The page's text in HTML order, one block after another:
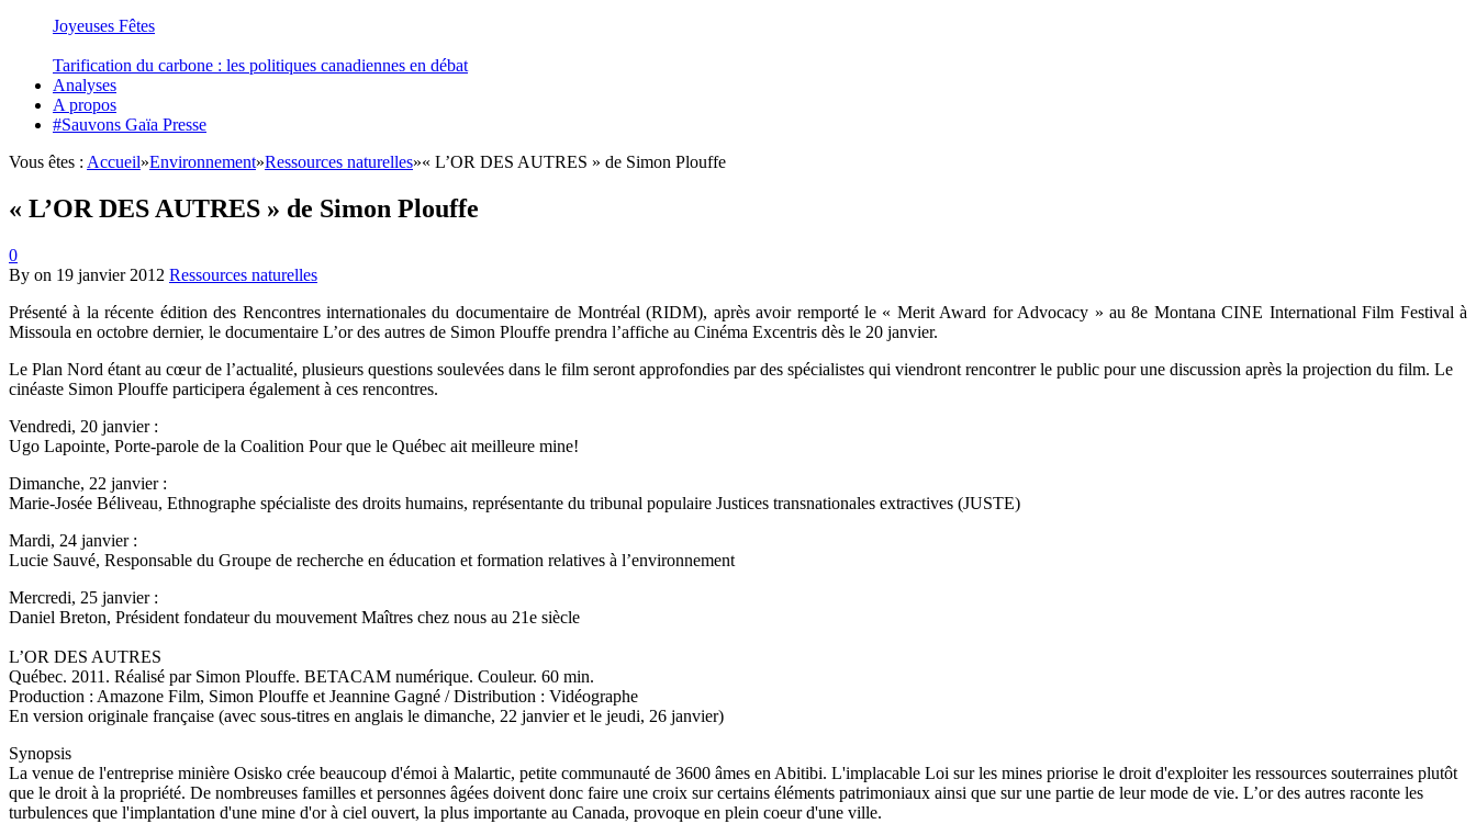
Joyeuses Fêtes
Tarification du carbone : les politiques canadiennes en débat
Analyses
A propos
#Sauvons Gaïa Presse
Vous êtes : Accueil»Environnement»Ressources naturelles»« L’OR DES AUTRES » de Simon Plouffe
« L’OR DES AUTRES » de Simon Plouffe
0
By on 19 janvier 2012 Ressources naturelles
Présenté à la récente édition des Rencontres internationales du documentaire de Montréal (RIDM), après avoir remporté le « Merit Award for Advocacy » au 8e Montana CINE International Film Festival à
Missoula en octobre dernier, le documentaire L’or des autres de Simon Plouffe prendra l’affiche au Cinéma Excentris dès le 20 janvier.
Le Plan Nord étant au cœur de l’actualité, plusieurs questions soulevées dans le film seront approfondies par des spécialistes qui viendront rencontrer le public pour une discussion après la projection du film. Le
cinéaste Simon Plouffe participera également à ces rencontres.
Vendredi, 20 janvier :
Ugo Lapointe, Porte-parole de la Coalition Pour que le Québec ait meilleure mine!
Dimanche, 22 janvier :
Marie-Josée Béliveau, Ethnographe spécialiste des droits humains, représentante du tribunal populaire Justices transnationales extractives (JUSTE)
Mardi, 24 janvier :
Lucie Sauvé, Responsable du Groupe de recherche en éducation et formation relatives à l’environnement
Mercredi, 25 janvier :
Daniel Breton, Président fondateur du mouvement Maîtres chez nous au 21e siècle
L’OR DES AUTRES
Québec. 2011. Réalisé par Simon Plouffe. BETACAM numérique. Couleur. 60 min.
Production : Amazone Film, Simon Plouffe et Jeannine Gagné / Distribution : Vidéographe
En version originale française (avec sous-titres en anglais le dimanche, 22 janvier et le jeudi, 26 janvier)
Synopsis
La venue de l'entreprise minière Osisko crée beaucoup d'émoi à Malartic, petite communauté de 3600 âmes en Abitibi. L'implacable Loi sur les mines priorise le droit d'exploiter les ressources souterraines plutôt
que le droit à la propriété. De nombreuses familles et personnes âgées doivent donc faire une croix sur certains éléments patrimoniaux ainsi que sur une partie de leur mode de vie. L’or des autres raconte les
turbulences que l'implantation d'une mine d'or à ciel ouvert, la plus importante au Canada, provoque en plein coeur d'une ville.